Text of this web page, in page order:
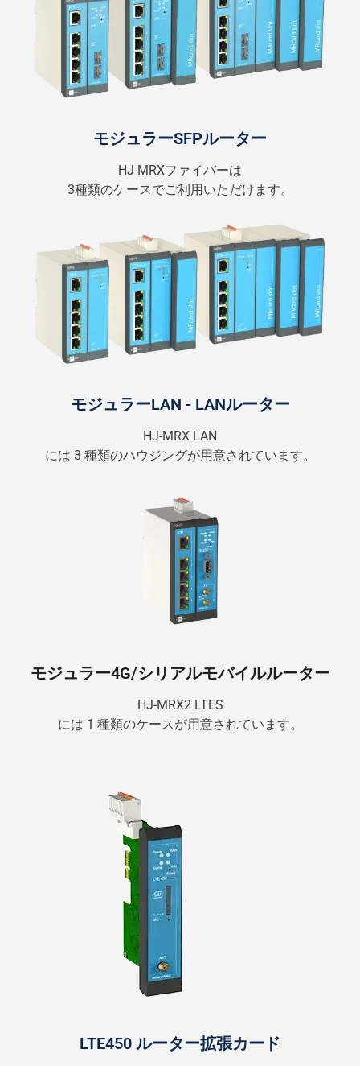
モジュラーSFPルーター
HJ-MRXファイバーは
3種類のケースでご利用いただけます。
モジュラーLAN - LANルーター
HJ-MRX LAN
には 3 種類のハウジングが用意されています。
モジュラー4G/シリアルモバイルルーター
HJ-MRX2 LTES
には 1 種類のケースが用意されています。
LTE450 ルーター拡張カード